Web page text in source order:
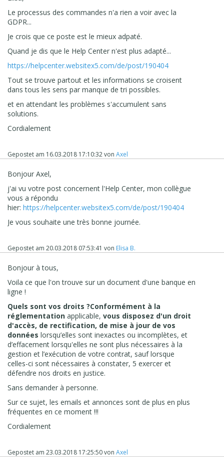
Le processus des commandes n'a rien a voir avec la
GDPR...
Je crois que ce poste est le mieux adpaté.
Quand je dis que le Help Center n'est plus adapté...
https://helpcenter.websitex5.com/de/post/190404
Tout se trouve partout et les informations se croisent
dans tous les sens par manque de tri possibles.
et en attendant les problèmes s'accumulent sans
solutions.
Cordialement
Gepostet am 16.03.2018 17:10:32von Axel
Bonjour Axel,
j'ai vu votre post concernent l'Help Center, mon collègue
vous a répondu
hier: https://helpcenter.websitex5.com/de/post/190404
Je vous souhaite une très bonne journée.
Gepostet am 20.03.2018 07:53:41 von Elisa B.
Bonjour à tous,
Voila ce que l'on trouve sur un document d'une banque en
ligne !
Quels sont vos droits ?Conformément à la
réglementation applicable, vous disposez d'un droit
d'accès, de rectification, de mise à jour de vos
données lorsqu’elles sont inexactes ou incomplètes, et
d’effacement lorsqu'elles ne sont plus nécessaires à la
gestion et l’exécution de votre contrat, sauf lorsque
celles-ci sont nécessaires à constater, 5 exercer et
défendre nos droits en justice.
Sans demander à personne.
Sur ce sujet, les emails et annonces sont de plus en plus
fréquentes en ce moment !!!
Cordialement
Gepostet am 23.03.2018 17:25:50von Axel